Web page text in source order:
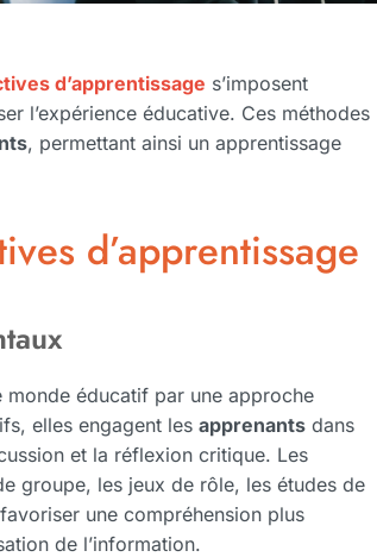
d’apprentissage s’imposent
l’expérience éducative. Ces méthodes
, permettant ainsi un apprentissage
d’apprentissage
monde éducatif par une approche
elles engagent les apprenants dans
et la réflexion critique. Les
groupe, les jeux de rôle, les études de
une compréhension plus
de l’information.